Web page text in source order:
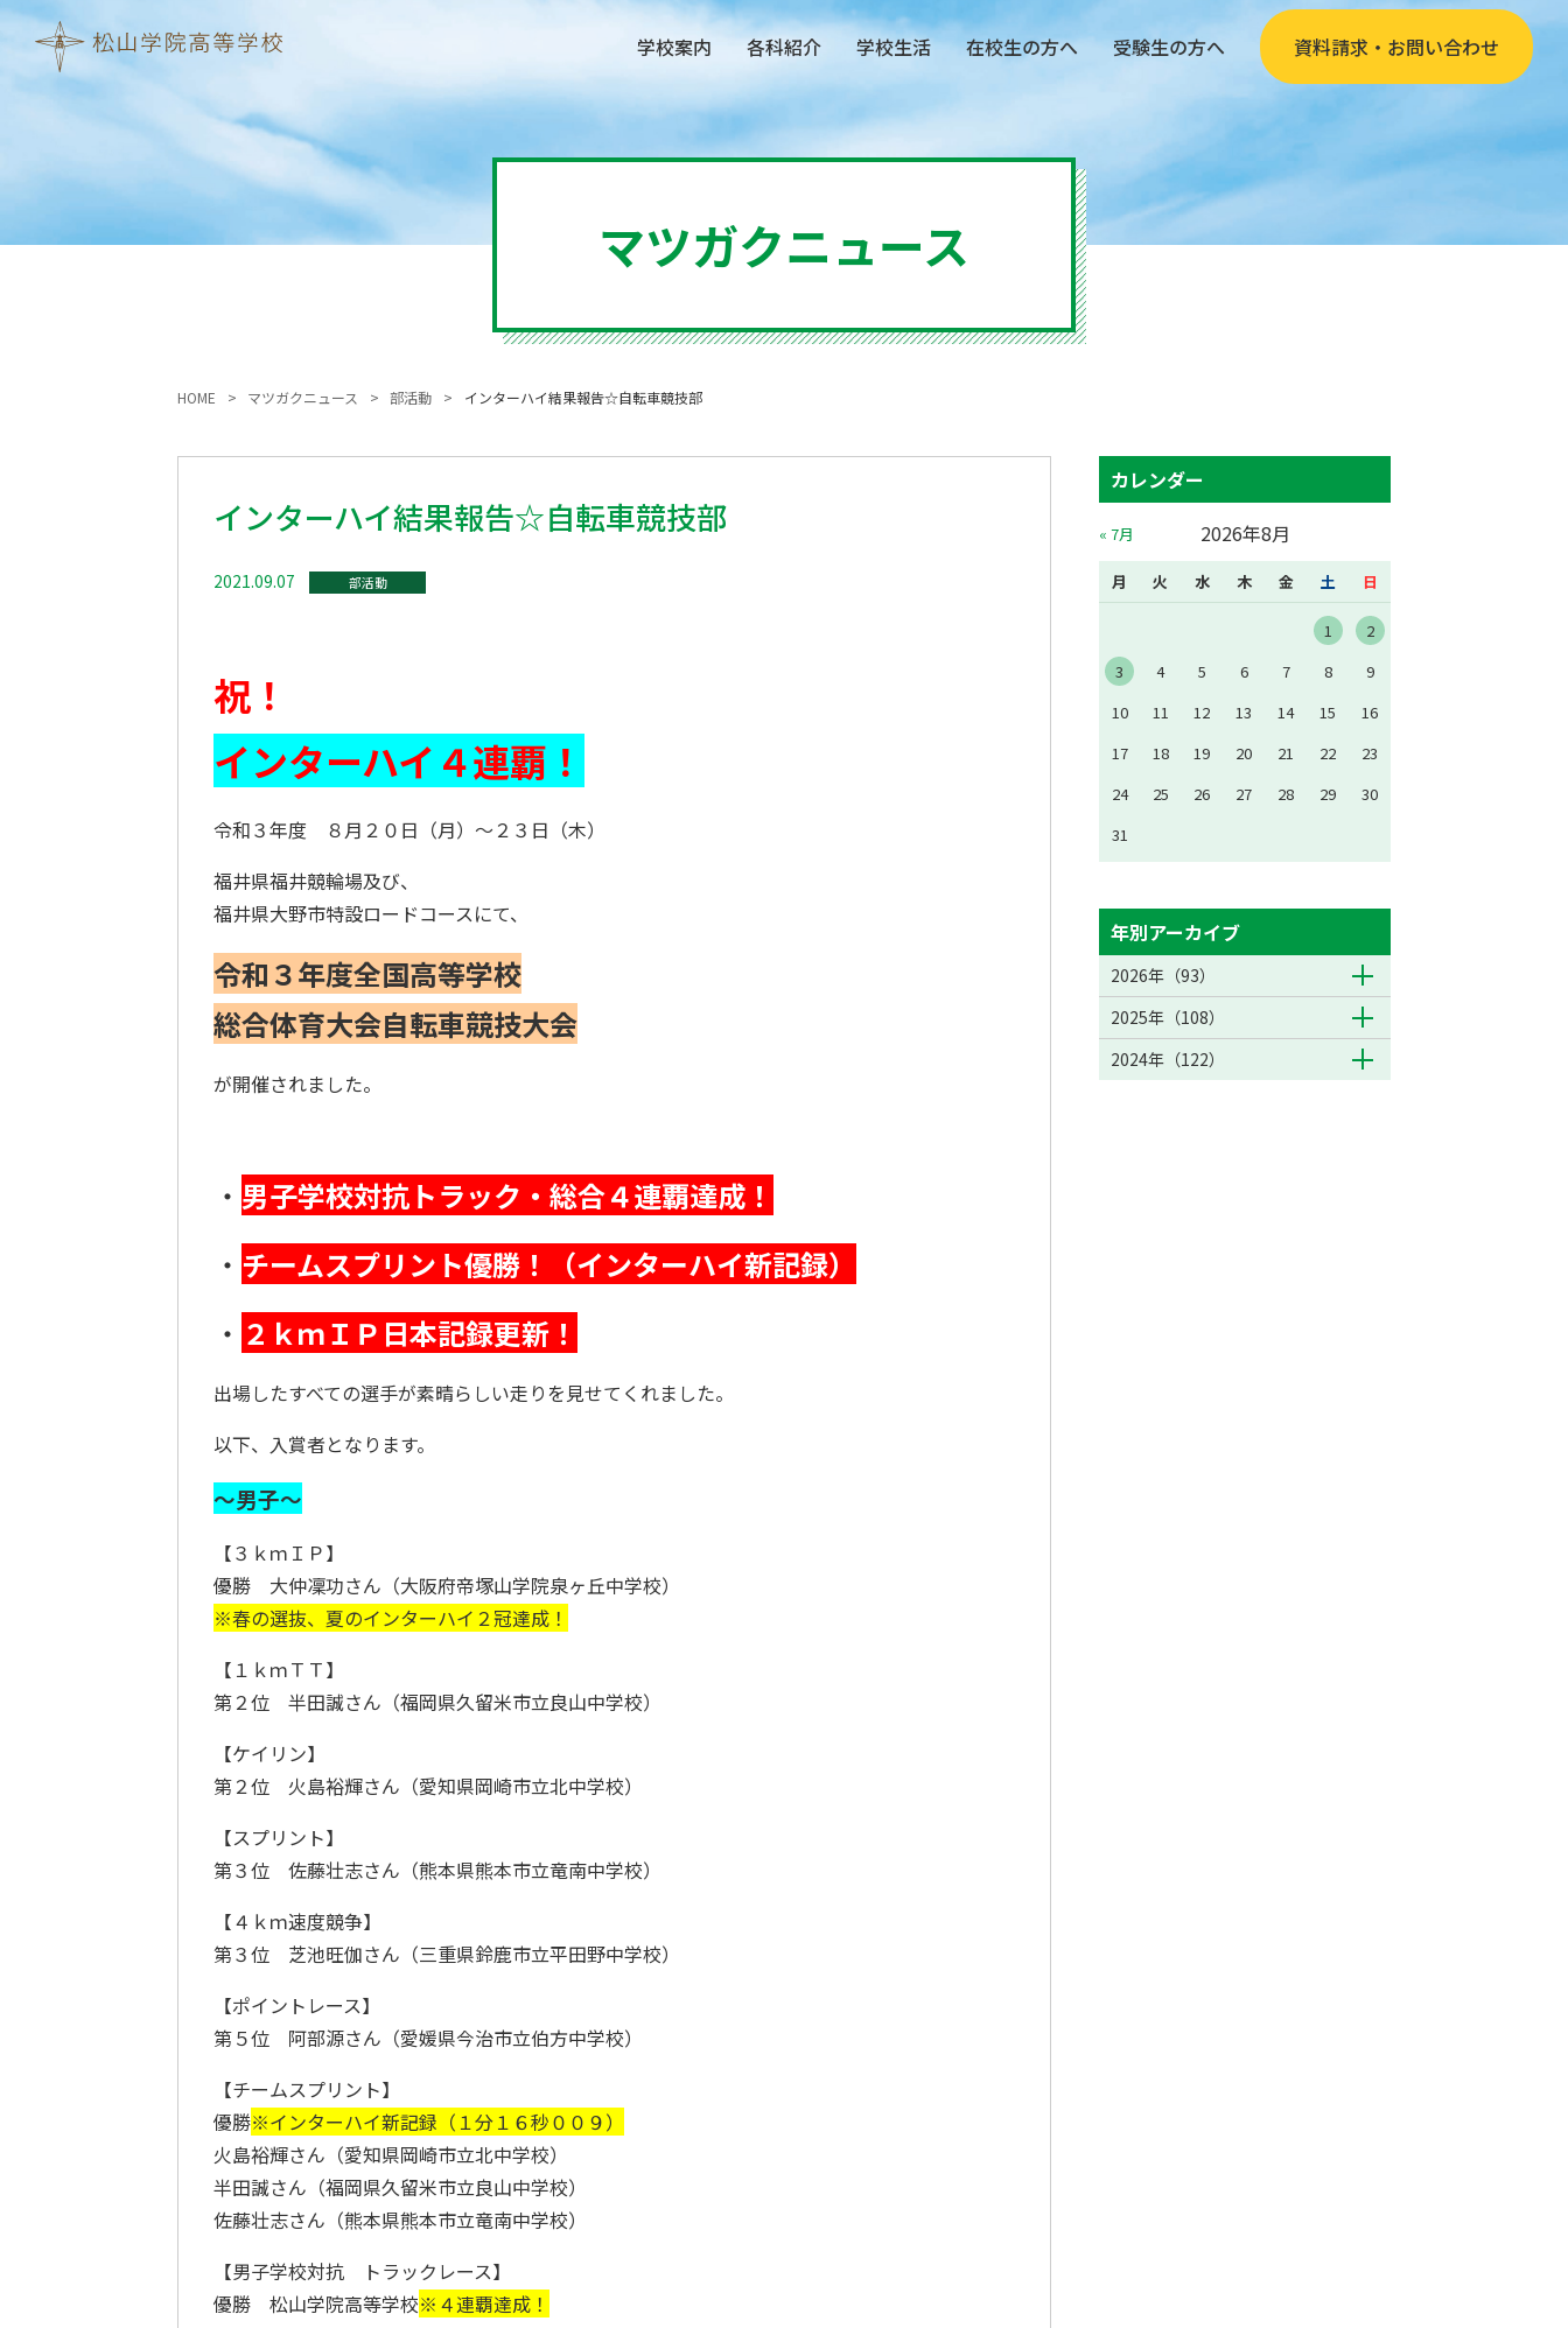
学校案内 各科紹介 学校生活 在校生の方へ 受験生の方へ 資料請求・お問い合わせ
マツガクニュース
HOME マツガクニュース 部活動 インターハイ結果報告☆自転車競技部
インターハイ結果報告☆自転車競技部
2021.09.07 部活動
祝！
インターハイ４連覇！
令和３年度 ８月２０日（月）～２３日（木）
福井県福井競輪場及び、
福井県大野市特設ロードコースにて、
令和３年度全国高等学校
総合体育大会自転車競技大会
が開催されました。
・ 男子学校対抗トラック・総合４連覇達成！
・ チームスプリント優勝！
（インターハイ新記録）
・ ２ｋｍＩＰ日本記録更新！
出場したすべての選手が素晴らしい走りを見せてくれました。
以下、入賞者となります。
～男子～
【３ｋｍＩＰ】
優勝 大仲凜功さん（大阪府帝塚山学院泉ヶ丘中学校）
※春の選抜、夏のインターハイ２冠達成！
【１ｋｍＴＴ】
第２位 半田誠さん（福岡県久留米市立良山中学校）
【ケイリン】
第２位 火島裕輝さん（愛知県岡崎市立北中学校）
【スプリント】
第３位 佐藤壮志さん（熊本県熊本市立竜南中学校）
【４ｋｍ速度競争】
第３位 芝池旺伽さん（三重県鈴鹿市立平田野中学校）
【ポイントレース】
第５位 阿部源さん（愛媛県今治市立伯方中学校）
【チームスプリント】
優勝※インターハイ新記録（１分１６秒００９）
火島裕輝さん（愛知県岡崎市立北中学校）
半田誠さん（福岡県久留米市立良山中学校）
佐藤壮志さん（熊本県熊本市立竜南中学校）
【男子学校対抗 トラックレース】
優勝 松山学院高等学校※４連覇達成！
カレンダー
2026年8月
月 火 水 木 金 土 日
1
2
3
4 5 6 7 8
9
10
11 12 13 14 15
16
17
18 19 20 21 22
23
24
25 26 27 28 29
30
31
« 7月
年別アーカイブ
2026年（93）
2025年（108）
2024年（122）